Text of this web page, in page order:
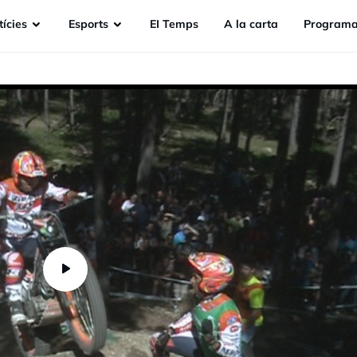
Esports EI Temps A la carta